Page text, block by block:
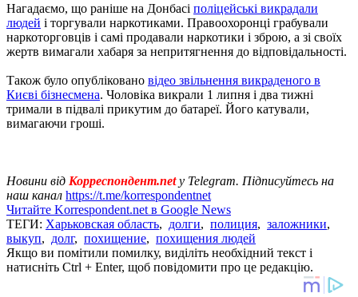
Нагадаємо, що раніше на Донбасі поліцейські викрадали
людей і торгували наркотиками. Правоохоронці грабували
наркоторговців і самі продавали наркотики і зброю, а зі своїх
жертв вимагали хабаря за непритягнення до відповідальності.
Також було опубліковано відео звільнення викраденого в
Києві бізнесмена. Чоловіка викрали 1 липня і два тижні
тримали в підвалі прикутим до батареї. Його катували,
вимагаючи гроші.
Новини від Корреспондент.net у Telegram. Підписуйтесь на
наш канал https://t.me/korrespondentnet
Читайте Korrespondent.net в Google News
ТЕГИ: Харьковская область, долги, полиция, заложники,
выкуп, долг, похищение, похищения людей
Якщо ви помітили помилку, виділіть необхідний текст і
натисніть Ctrl + Enter, щоб повідомити про це редакцію.